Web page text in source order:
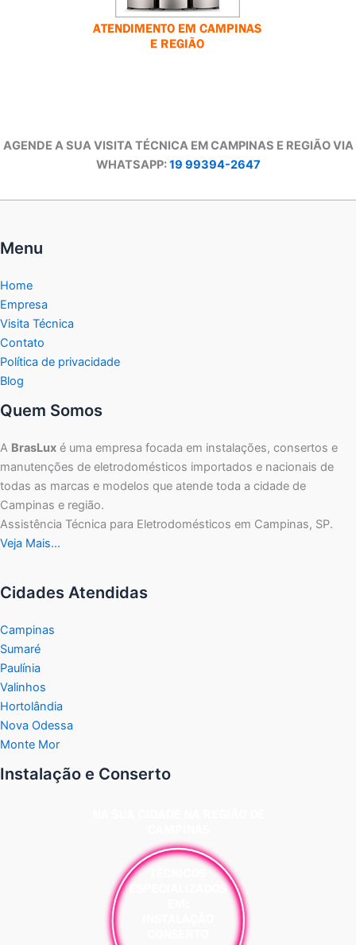
AGENDE A SUA VISITA TÉCNICA EM CAMPINAS E REGIÃO VIA
WHATSAPP:19 99394-2647
Menu
Home
Empresa
Visita Técnica
Contato
Política de privacidade
Blog
Quem Somos
A BrasLux é uma empresa focada em instalações, consertos e
manutenções de eletrodomésticos importados e nacionais de
todas as marcas e modelos que atende toda a cidade de
Campinas e região.
Assistência Técnica para Eletrodomésticos em Campinas, SP.
Veja Mais…
Cidades Atendidas
Campinas
Sumaré
Paulínia
Valinhos
Hortolândia
Nova Odessa
Monte Mor
Instalação e Conserto